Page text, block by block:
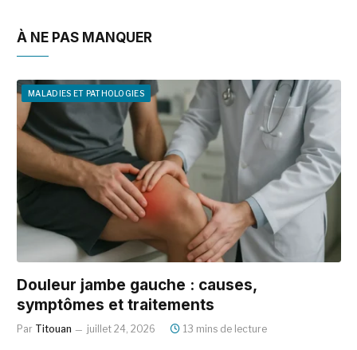
À NE PAS MANQUER
MALADIES ET PATHOLOGIES
Douleur jambe gauche : causes,
symptômes et traitements
Par Titouan juillet 24, 2026 13 mins de lecture